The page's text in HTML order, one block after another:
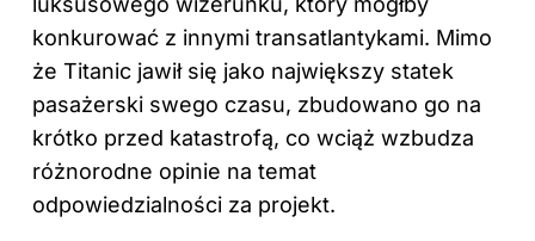
konkurować z innymi transatlantykami. Mimo
że Titanic jawił się jako największy statek
pasażerski swego czasu, zbudowano go na
krótko przed katastrofą, co wciąż wzbudza
różnorodne opinie na temat
odpowiedzialności za projekt.